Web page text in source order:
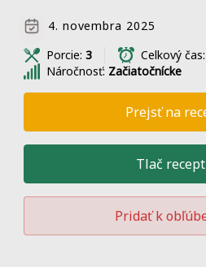
4. novembra 2025
Porcie: 3 Celkový čas:
Náročnosť: Začiatočnícke
Prejsť na
Tlač
Pridať k